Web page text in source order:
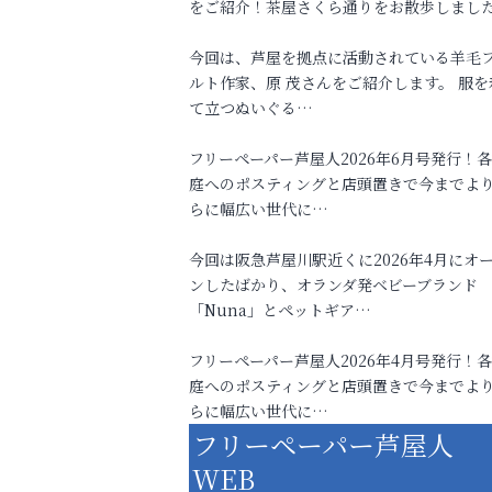
をご紹介！茶屋さくら通りをお散歩しまし
今回は、芦屋を拠点に活動されている羊毛
ルト作家、原 茂さんをご紹介します。 服を
て立つぬいぐる…
フリーペーパー芦屋人2026年6月号発行！
庭へのポスティングと店頭置きで今までよ
らに幅広い世代に…
今回は阪急芦屋川駅近くに2026年4月にオ
ンしたばかり、オランダ発ベビーブランド
「Nuna」とペットギア…
フリーペーパー芦屋人2026年4月号発行！
庭へのポスティングと店頭置きで今までよ
らに幅広い世代に…
フリーペーパー芦屋人
WEB